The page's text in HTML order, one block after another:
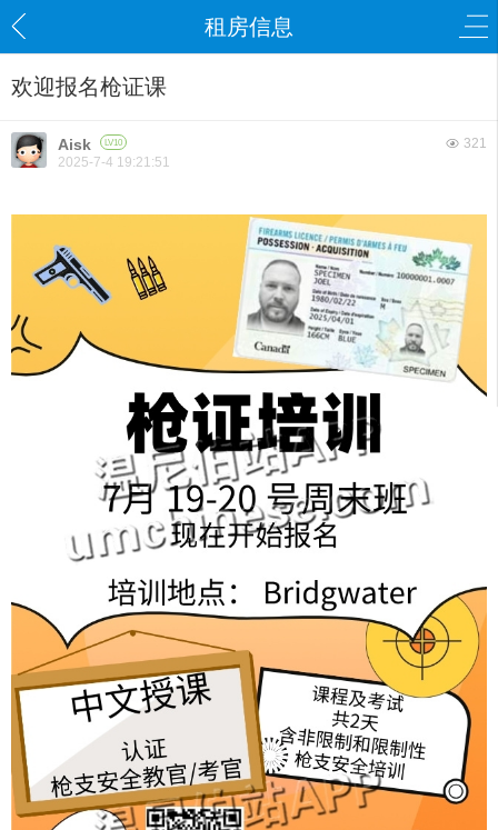
租房信息
欢迎报名枪证课
321
Aisk LV10
2025-7-4 19:21:51